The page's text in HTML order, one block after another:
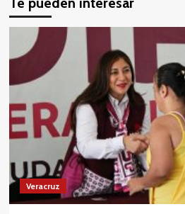
Veracruz